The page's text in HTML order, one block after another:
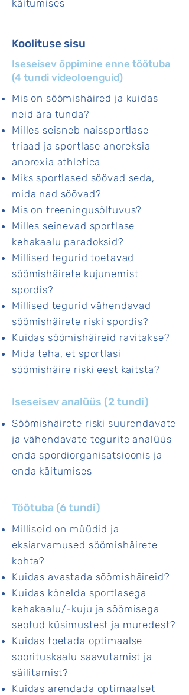
käitumises
Koolituse sisu
Iseseisev õppimine enne töötuba
(4 tundi videoloenguid)
Mis on söömishäired ja kuidas
neid ära tunda?
Milles seisneb naissportlase
triaad ja sportlase anoreksia
anorexia athletica
Miks sportlased söövad seda,
mida nad söövad?
Mis on treeningusõltuvus?
Milles seinevad sportlase
kehakaalu paradoksid?
Millised tegurid toetavad
söömishäirete kujunemist
spordis?
Millised tegurid vähendavad
söömishäirete riski spordis?
Kuidas söömishäireid ravitakse?
Mida teha, et sportlasi
söömishäire riski eest kaitsta?
Iseseisev analüüs (2 tundi)
Söömishäirete riski suurendavate
ja vähendavate tegurite analüüs
enda spordiorganisatsioonis ja
enda käitumises
Töötuba (6 tundi)
Milliseid on müüdid ja
eksiarvamused söömishäirete
kohta?
Kuidas avastada söömishäireid?
Kuidas kõnelda sportlasega
kehakaalu/-kuju ja söömisega
seotud küsimustest ja muredest?
Kuidas toetada optimaalse
soorituskaalu saavutamist ja
säilitamist?
Kuidas arendada optimaalset